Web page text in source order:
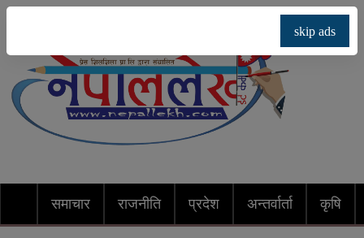
समाचार राजनीति प्रदेश अन्तर्वार्ता कृषि
skip ads